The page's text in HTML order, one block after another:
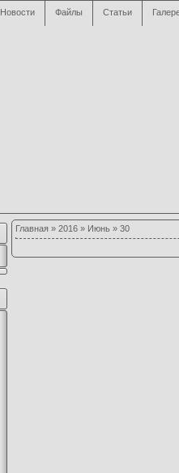
Новости Файлы Статьи
Главная» 2016 » Июнь » 30